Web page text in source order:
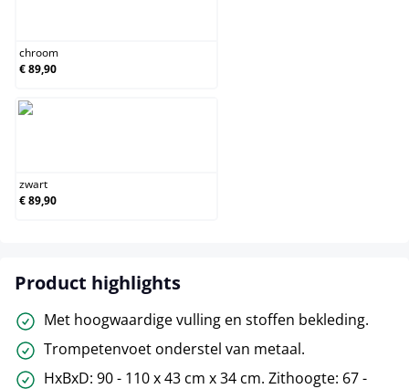
chroom
€ 89,90
zwart
€ 89,90
Product highlights
Met hoogwaardige vulling en stoffen bekleding.
Trompetenvoet onderstel van metaal.
HxBxD: 90 - 110 x 43 cm x 34 cm. Zithoogte: 67 -